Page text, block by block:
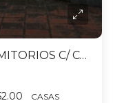
CASA EN VENTA DE 2 DORMITORIOS C/ COCHERA EN DURAZNO
CASAS